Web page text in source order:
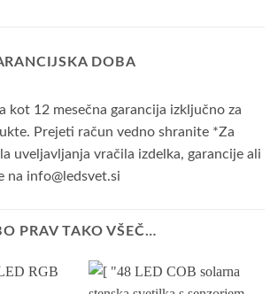
DOBA
kot 12 mesečna garancija izključno za
Prejeti račun vedno shranite *Za
uveljavljanja vračila izdelka, garancije ali
na info@ledsvet.si
PRAV TAKO VŠEČ…